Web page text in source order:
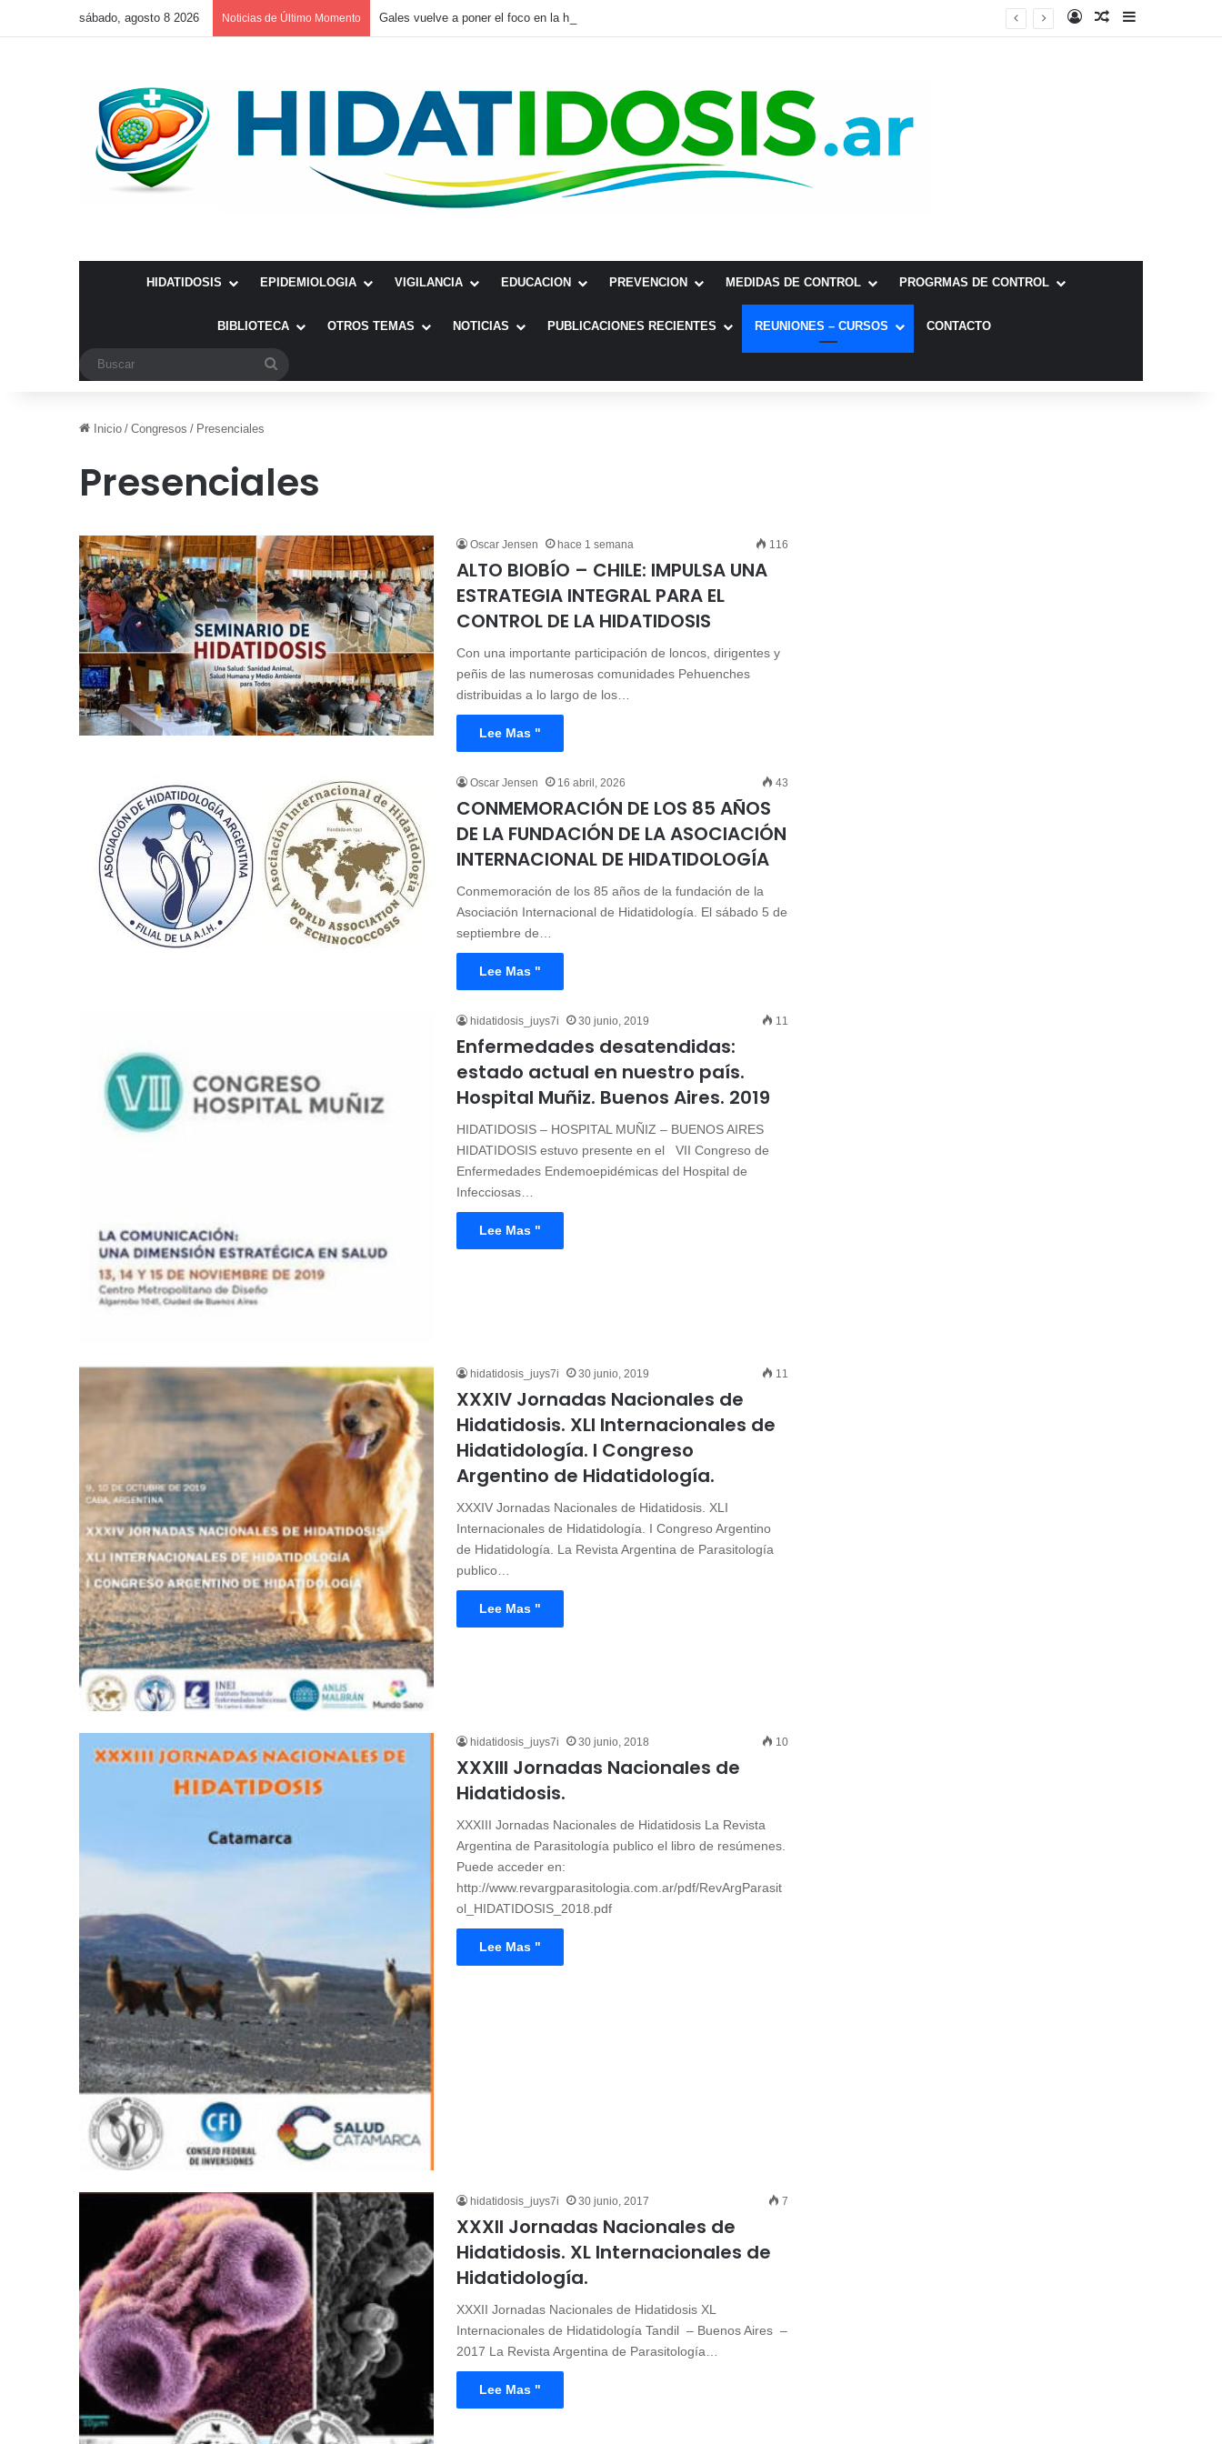
sábado, agosto 8 2026 Noticias de Último Momento Gales vuelve a poner el foco en la hidatidosis
HIDATIDOSIS EPIDEMIOLOGIA VIGILANCIA EDUCACION PREVENCION MEDIDAS DE CONTROL PROGRMAS DE CONTROL
BIBLIOTECA OTROS TEMAS NOTICIAS PUBLICACIONES RECIENTES REUNIONES – CURSOS CONTACTO
Inicio / Congresos / Presenciales
Presenciales
Oscar Jensen hace 1 semana 116
ALTO BIOBÍO – CHILE: IMPULSA UNA
ESTRATEGIA INTEGRAL PARA EL
CONTROL DE LA HIDATIDOSIS
Con una importante participación de loncos, dirigentes y
peñis de las numerosas comunidades Pehuenches
distribuidas a lo largo de los…
Lee Mas "
Oscar Jensen 16 abril, 2026 43
CONMEMORACIÓN DE LOS 85 AÑOS
DE LA FUNDACIÓN DE LA ASOCIACIÓN
INTERNACIONAL DE HIDATIDOLOGÍA
Conmemoración de los 85 años de la fundación de la
Asociación Internacional de Hidatidología. El sábado 5 de
septiembre de…
Lee Mas "
hidatidosis_juys7i 30 junio, 2019 11
Enfermedades desatendidas:
estado actual en nuestro país.
Hospital Muñiz. Buenos Aires. 2019
HIDATIDOSIS – HOSPITAL MUÑIZ – BUENOS AIRES
HIDATIDOSIS estuvo presente en el VII Congreso de
Enfermedades Endemoepidémicas del Hospital de
Infecciosas…
Lee Mas "
hidatidosis_juys7i 30 junio, 2019 11
XXXIV Jornadas Nacionales de
Hidatidosis. XLI Internacionales de
Hidatidología. I Congreso
Argentino de Hidatidología.
XXXIV Jornadas Nacionales de Hidatidosis. XLI
Internacionales de Hidatidología. I Congreso Argentino
de Hidatidología. La Revista Argentina de Parasitología
publico…
Lee Mas "
hidatidosis_juys7i 30 junio, 2018 10
XXXIII Jornadas Nacionales de
Hidatidosis.
XXXIII Jornadas Nacionales de Hidatidosis La Revista
Argentina de Parasitología publico el libro de resúmenes.
Puede acceder en:
http://www.revargparasitologia.com.ar/pdf/RevArgParasit
ol_HIDATIDOSIS_2018.pdf
Lee Mas "
hidatidosis_juys7i 30 junio, 2017 7
XXXII Jornadas Nacionales de
Hidatidosis. XL Internacionales de
Hidatidología.
XXXII Jornadas Nacionales de Hidatidosis XL
Internacionales de Hidatidología Tandil – Buenos Aires –
2017 La Revista Argentina de Parasitología…
Lee Mas "